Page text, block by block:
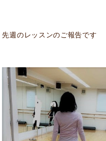
先週のレッスンのご報告です